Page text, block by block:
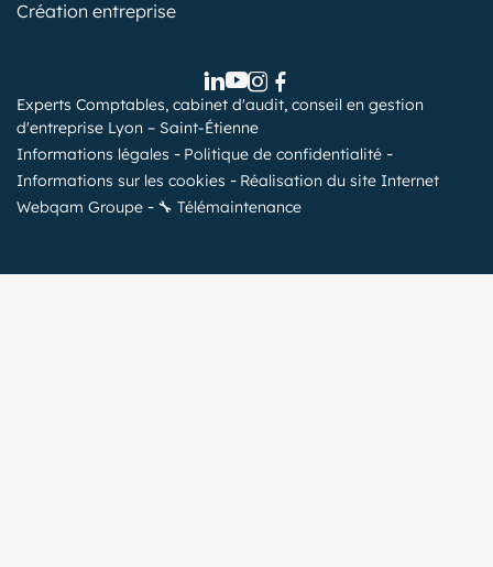
Création entreprise
Experts Comptables, cabinet d'audit, conseil en gestion
d'entreprise Lyon – Saint-Étienne
Informations légales
Politique de confidentialité
Informations sur les cookies
Réalisation du site Internet
Webqam Groupe
🔧 Télémaintenance